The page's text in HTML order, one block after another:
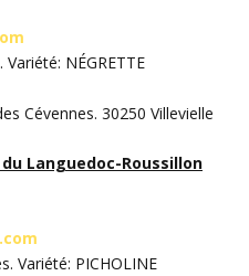
NÉGRETTE
Cévennes. 30250 Villevielle
du Languedoc-Roussillon
Variété: PICHOLINE